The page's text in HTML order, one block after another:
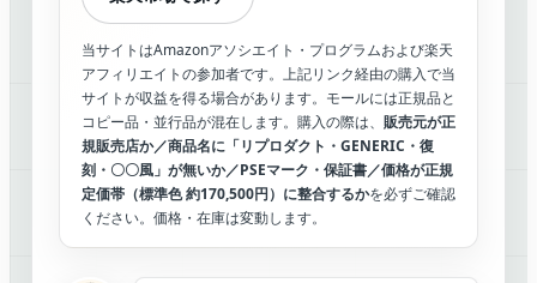
当サイトはAmazonアソシエイト・プログラムおよび楽天
アフィリエイトの参加者です。上記リンク経由の購入で当
サイトが収益を得る場合があります。モールには正規品と
コピー品・並行品が混在します。購入の際は、 販売元が正
規販売店か／商品名に「リプロダクト・GENERIC・復
刻・〇〇風」が無いか／PSEマーク・保証書／価格が正規
定価帯（標準色 約170,500円）に整合するかを必ずご確認
ください。価格・在庫は変動します。